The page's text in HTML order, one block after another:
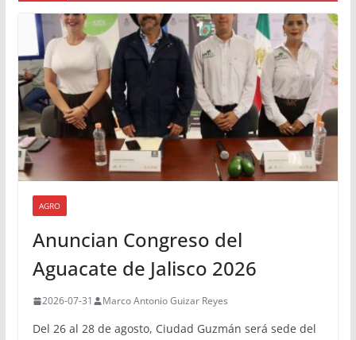
AGRO
Anuncian Congreso del
Aguacate de Jalisco 2026
2026-07-31 Marco Antonio Guizar Reyes
Del 26 al 28 de agosto, Ciudad Guzmán será sede del